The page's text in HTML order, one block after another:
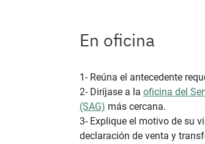
En oficina
1- Reúna el antecedente
2- Diríjase a la oficina del
(SAG) más cercana.
3- Explique el motivo de su
declaración de venta y